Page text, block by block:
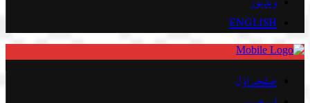
ENGLISH
صفحہ اوّل